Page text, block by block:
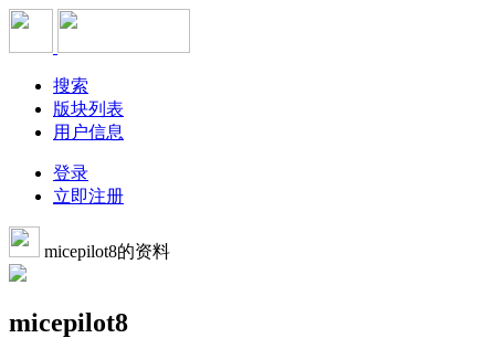
搜索
版块列表
用户信息
登录
立即注册
micepilot8的资料
micepilot8